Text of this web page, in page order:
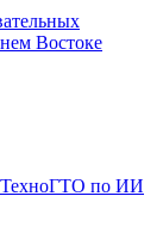
Востоке
ТехноГТО по ИИ